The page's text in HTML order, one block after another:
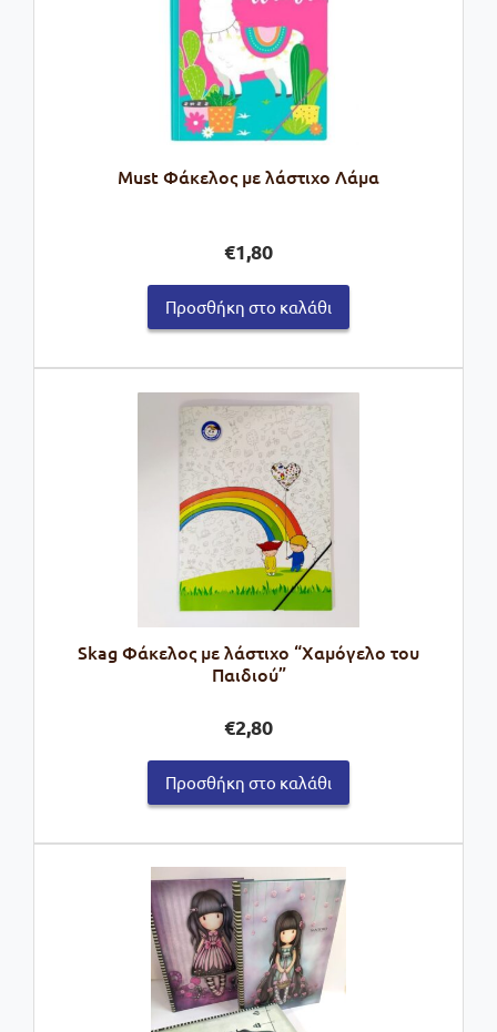
Must Φάκελος με λάστιχο Λάμα
€1,80
Προσθήκη στο καλάθι
Skag Φάκελος με λάστιχο “Χαμόγελο του
Παιδιού”
€2,80
Προσθήκη στο καλάθι